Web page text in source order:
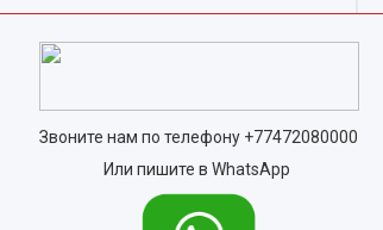
Звоните нам по телефону +77472080000
Или пишите в WhatsApp